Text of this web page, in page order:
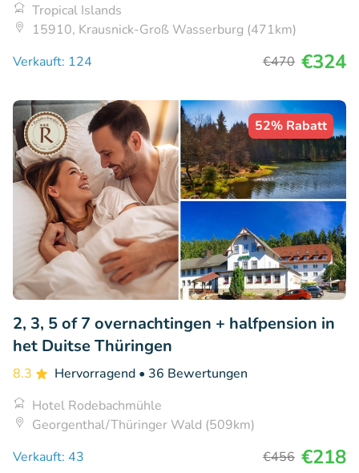
Tropical Islands
15910, Krausnick-Groß Wasserburg (471km)
Verkauft: 124
€470 €324
52% Rabatt
2, 3, 5 of 7 overnachtingen + halfpension in
het Duitse Thüringen
8.3 Hervorragend • 36 Bewertungen
Hotel Rodebachmühle
Georgenthal/Thüringer Wald (509km)
Verkauft: 43
€456 €218